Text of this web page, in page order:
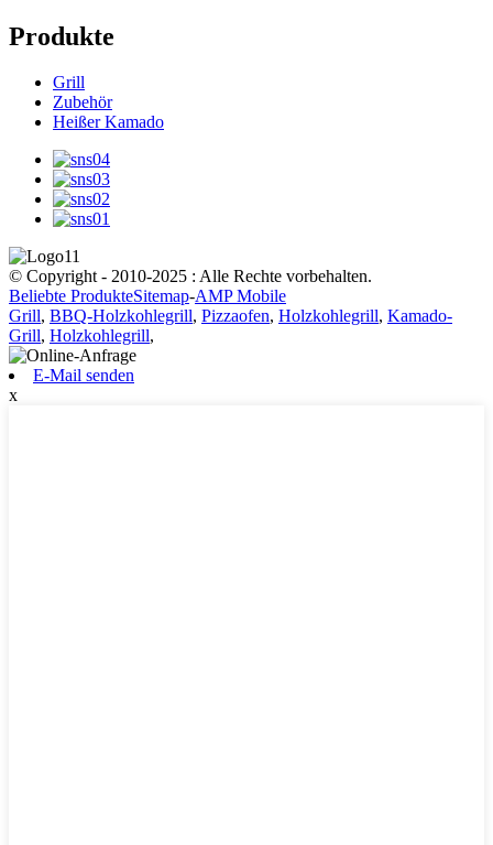
Produkte
Grill
Zubehör
Heißer Kamado
© Copyright - 2010-2025 : Alle Rechte vorbehalten.
Beliebte ProdukteSitemap-AMP Mobile
Grill, BBQ-Holzkohlegrill, Pizzaofen, Holzkohlegrill, Kamado-
Grill, Holzkohlegrill,
E-Mail senden
x